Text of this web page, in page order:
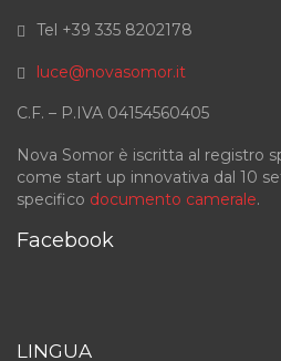
Tel +39 335 8202178
luce@novasomor.it
C.F. – P.IVA 04154560405
Nova Somor è iscritta al registro
come start up innovativa dal 10
specifico documento camerale.
Facebook
LINGUA